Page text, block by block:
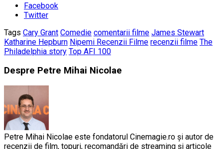
Facebook
Twitter
Tags Cary Grant Comedie comentarii filme James Stewart
Katharine Hepburn Nipemi Recenzii Filme recenzii filme The
Philadelphia story Top AFI 100
Despre Petre Mihai Nicolae
Petre Mihai Nicolae este fondatorul Cinemagie.ro și autor de
recenzii de film, topuri, recomandări de streaming și articole